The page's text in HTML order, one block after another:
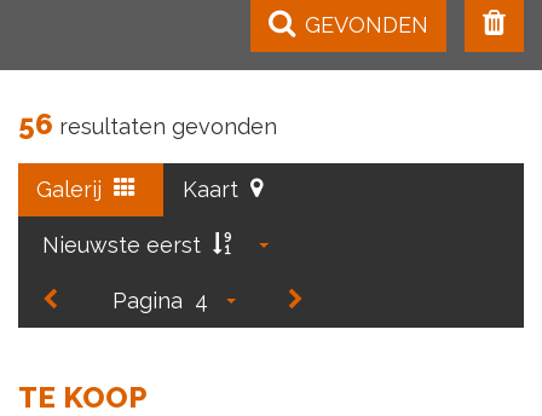
GEVONDEN
56 resultaten gevonden
Galerij Kaart
Nieuwste eerst
Pagina 4
TE KOOP